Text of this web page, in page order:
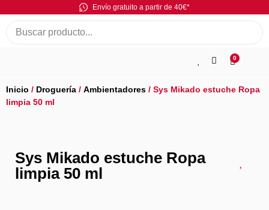
Envío gratuito a partir de 40€*
0
Inicio / Droguería / Ambientadores / Sys Mikado estuche Ropa
limpia 50 ml
Sys Mikado estuche Ropa
limpia 50 ml